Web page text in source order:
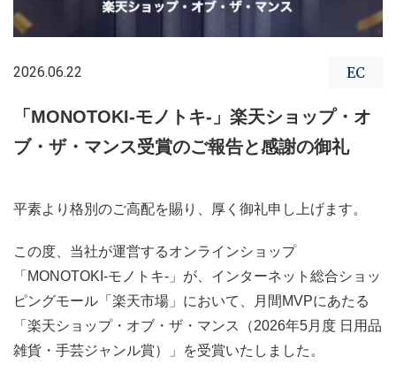
2026.06.22 EC
「MONOTOKI-モノトキ-」楽天ショップ・オ
ブ・ザ・マンス受賞のご報告と感謝の御礼
平素より格別のご高配を賜り、厚く御礼申し上げます。
この度、当社が運営するオンラインショップ
「MONOTOKI-モノトキ-」が、インターネット総合ショッ
ピングモール「楽天市場」において、月間MVPにあたる
「楽天ショップ・オブ・ザ・マンス（2026年5月度 日用品
雑貨・手芸ジャンル賞）」を受賞いたしました。